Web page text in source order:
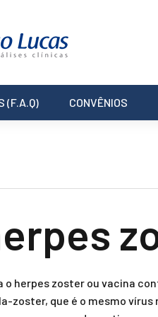
(F.A.Q) CONVÊNIOS
herpes zoster ou vacina
zoster, que é o mesmo